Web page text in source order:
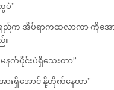
ပဲ”
ရည်က အိပ်ရာကထလာကာ ကိုအေ
။
က်ပိုင်းပဲရှိသေးတာ”
ားရှိအောင် နို့တိုက်နေတာ”